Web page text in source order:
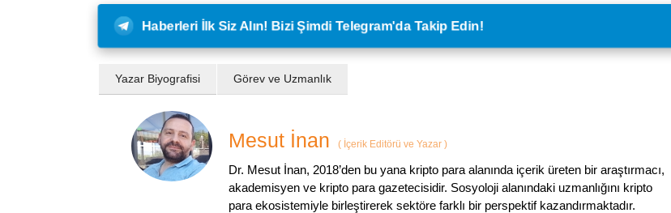
Haberleri İlk Siz Alın! Bizi Şimdi Telegram'da Takip Edin!
Yazar Biyografisi Görev ve Uzmanlık
Mesut İnan ( İçerik Editörü ve Yazar )
Dr. Mesut İnan, 2018’den bu yana kripto para alanında içerik üreten bir araştırmacı,
akademisyen ve kripto para gazetecisidir. Sosyoloji alanındaki uzmanlığını kripto
para ekosistemiyle birleştirerek sektöre farklı bir perspektif kazandırmaktadır.